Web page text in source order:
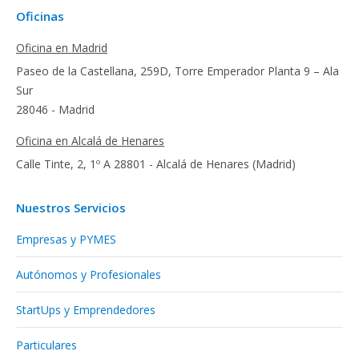
Oficinas
Oficina en Madrid
Paseo de la Castellana, 259D, Torre Emperador Planta 9 – Ala
Sur
28046 - Madrid
Oficina en Alcalá de Henares
Calle Tinte, 2, 1º A 28801 - Alcalá de Henares (Madrid)
Nuestros Servicios
Empresas y PYMES
Autónomos y Profesionales
StartUps y Emprendedores
Particulares